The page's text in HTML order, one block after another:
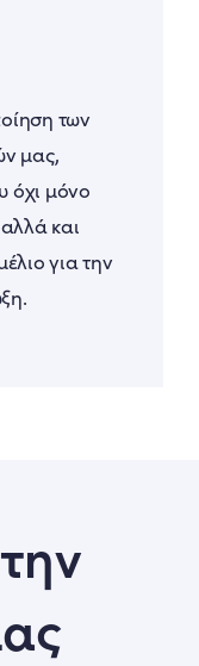
των
μας,
όχι μόνο
και
για την